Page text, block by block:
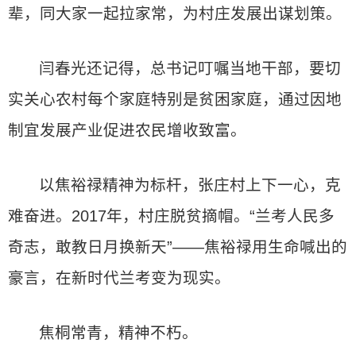
辈，同大家一起拉家常，为村庄发展出谋划策。
闫春光还记得，总书记叮嘱当地干部，要切
实关心农村每个家庭特别是贫困家庭，通过因地
制宜发展产业促进农民增收致富。
以焦裕禄精神为标杆，张庄村上下一心，克
难奋进。2017年，村庄脱贫摘帽。“兰考人民多
奇志，敢教日月换新天”——焦裕禄用生命喊出的
豪言，在新时代兰考变为现实。
焦桐常青，精神不朽。